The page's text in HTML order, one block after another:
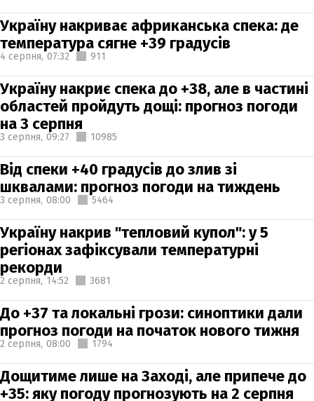
Україну накриває африканська спека: де
температура сягне +39 градусів
4 серпня, 07:32 911
Україну накриє спека до +38, але в частині
областей пройдуть дощі: прогноз погоди
на 3 серпня
3 серпня, 09:27 10985
Від спеки +40 градусів до злив зі
шквалами: прогноз погоди на тиждень
3 серпня, 08:00 5464
Україну накрив "тепловий купол": у 5
регіонах зафіксували температурні
рекорди
2 серпня, 14:52 3681
До +37 та локальні грози: синоптики дали
прогноз погоди на початок нового тижня
2 серпня, 08:00 1794
Дощитиме лише на Заході, але припече до
+35: яку погоду прогнозують на 2 серпня